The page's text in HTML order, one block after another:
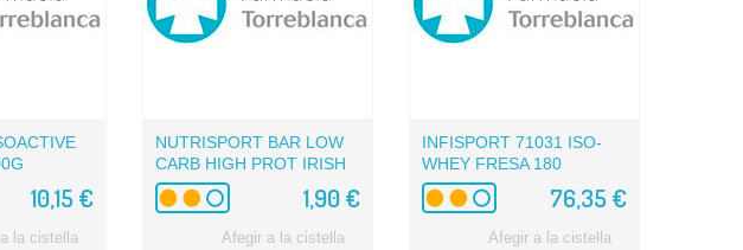
10,15 €
la cistella
NUTRISPORT BAR LOW
CARB HIGH PROT IRISH
CREAM
1,90 €
Afegir a la cistella
INFISPORT 71031 ISO-
WHEY FRESA 180
76,35 €
Afegir a la cistella